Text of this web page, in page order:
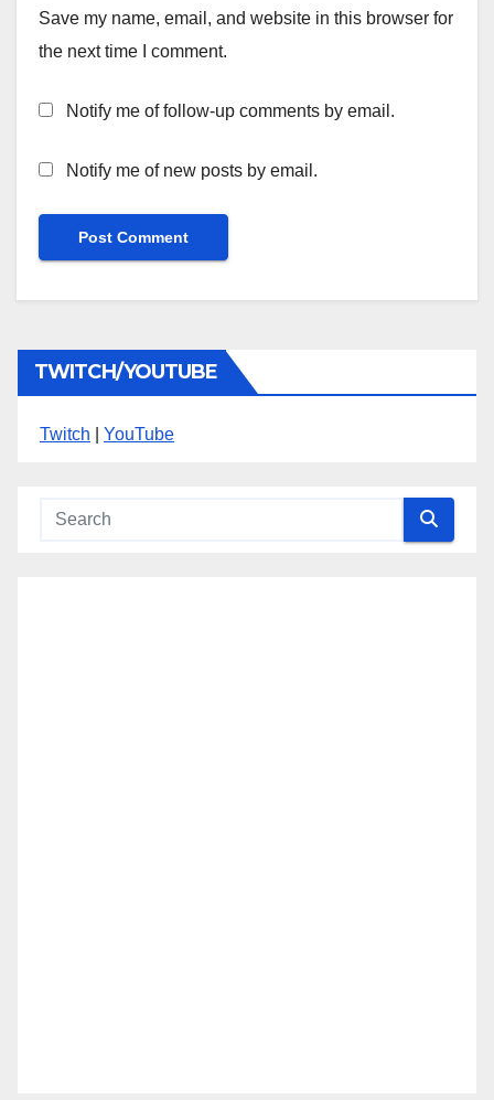
Save my name, email, and website in this browser for
the next time I comment.
Notify me of follow-up comments by email.
Notify me of new posts by email.
TWITCH/YOUTUBE
Twitch YouTube